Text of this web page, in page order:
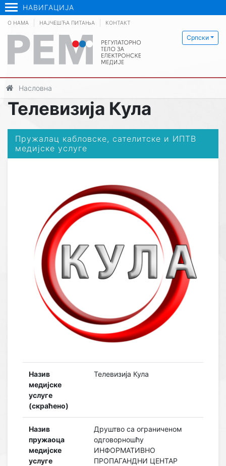
НАВИГАЦИЈА
Српски
О НАМА НАЈЧЕШЋА ПИТАЊА КОНТАКТ
Насловна
Телевизија Кула
Пружалац кабловске, сателитске и ИПТВ
медијске услуге
Назив
медијске
услуге
(скраћено)
Телевизија Кула
Назив
пружаоца
медијске
услуге
Друштво са ограниченом
одговорношћу
ИНФОРМАТИВНО
ПРОПАГАНДНИ ЦЕНТАР